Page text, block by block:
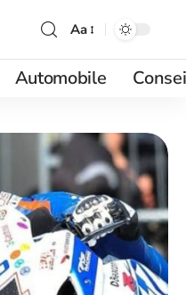
Aa
Automobile